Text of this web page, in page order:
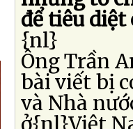
để tiêu diệt
{nl}
Ông Trần
bài viết bị
và Nhà